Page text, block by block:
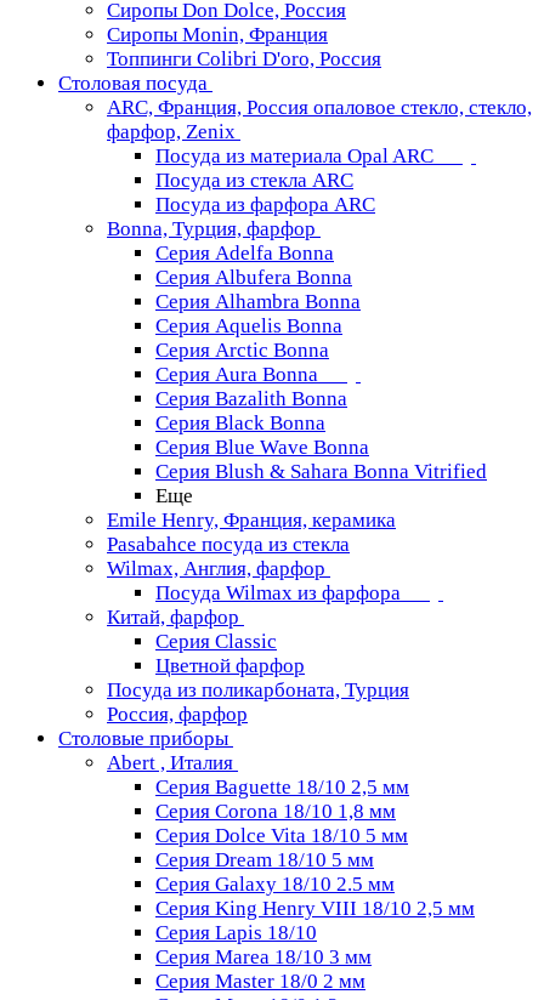
Сиропы Don Dolce, Россия
Сиропы Monin, Франция
Топпинги Colibri D'oro, Россия
Столовая посуда
ARC, Франция, Россия опаловое стекло, стекло,
фарфор, Zenix
Посуда из материала Opal ARC
Посуда из стекла ARC
Посуда из фарфора ARC
Bonna, Турция, фарфор
Серия Adelfa Bonna
Серия Albufera Bonna
Серия Alhambra Bonna
Серия Aquelis Bonna
Серия Arctic Bonna
Серия Aura Bonna
Серия Bazalith Bonna
Серия Black Bonna
Серия Blue Wave Bonna
Серия Blush & Sahara Bonna Vitrified
Еще
Emile Henry, Франция, керамика
Pasabahce посуда из стекла
Wilmax, Англия, фарфор
Посуда Wilmax из фарфора
Китай, фарфор
Серия Classiс
Цветной фарфор
Посуда из поликарбоната, Турция
Россия, фарфор
Столовые приборы
Abert , Италия
Серия Baguette 18/10 2,5 мм
Серия Corona 18/10 1,8 мм
Серия Dolce Vita 18/10 5 мм
Серия Dream 18/10 5 мм
Серия Galaxy 18/10 2.5 мм
Серия King Henry VIII 18/10 2,5 мм
Серия Lapis 18/10
Серия Marea 18/10 3 мм
Серия Master 18/0 2 мм